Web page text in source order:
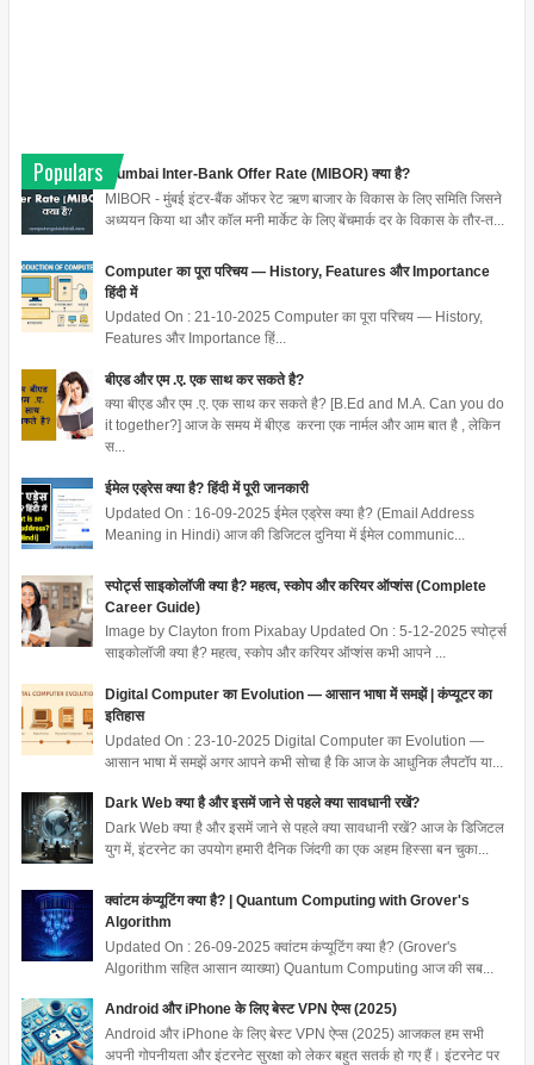
Populars
Mumbai Inter-Bank Offer Rate (MIBOR) क्या है?
MIBOR - मुंबई इंटर-बैंक ऑफर रेट ऋण बाजार के विकास के लिए समिति जिसने
अध्ययन किया था और कॉल मनी मार्केट के लिए बेंचमार्क दर के विकास के तौर-त...
Computer का पूरा परिचय — History, Features और Importance
हिंदी में
Updated On : 21-10-2025 Computer का पूरा परिचय — History,
Features और Importance हिं...
बीएड और एम .ए. एक साथ कर सकते है?
क्या बीएड और एम .ए. एक साथ कर सकते है? [B.Ed and M.A. Can you do
it together?] आज के समय में बीएड करना एक नार्मल और आम बात है , लेकिन
स...
ईमेल एड्रेस क्या है? हिंदी में पूरी जानकारी
Updated On : 16-09-2025 ईमेल एड्रेस क्या है? (Email Address
Meaning in Hindi) आज की डिजिटल दुनिया में ईमेल communic...
स्पोर्ट्स साइकोलॉजी क्या है? महत्व, स्कोप और करियर ऑप्शंस (Complete
Career Guide)
Image by Clayton from Pixabay Updated On : 5-12-2025 स्पोर्ट्स
साइकोलॉजी क्या है? महत्व, स्कोप और करियर ऑप्शंस कभी आपने ...
Digital Computer का Evolution — आसान भाषा में समझें | कंप्यूटर का
इतिहास
Updated On : 23-10-2025 Digital Computer का Evolution —
आसान भाषा में समझें अगर आपने कभी सोचा है कि आज के आधुनिक लैपटॉप या...
Dark Web क्या है और इसमें जाने से पहले क्या सावधानी रखें?
Dark Web क्या है और इसमें जाने से पहले क्या सावधानी रखें? आज के डिजिटल
युग में, इंटरनेट का उपयोग हमारी दैनिक जिंदगी का एक अहम हिस्सा बन चुका...
क्वांटम कंप्यूटिंग क्या है? | Quantum Computing with Grover's
Algorithm
Updated On : 26-09-2025 क्वांटम कंप्यूटिंग क्या है? (Grover's
Algorithm सहित आसान व्याख्या) Quantum Computing आज की सब...
Android और iPhone के लिए बेस्ट VPN ऐप्स (2025)
Android और iPhone के लिए बेस्ट VPN ऐप्स (2025) आजकल हम सभी
अपनी गोपनीयता और इंटरनेट सुरक्षा को लेकर बहुत सतर्क हो गए हैं। इंटरनेट पर